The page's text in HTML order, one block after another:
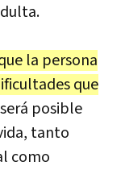
.
la persona
que
posible
tanto
como